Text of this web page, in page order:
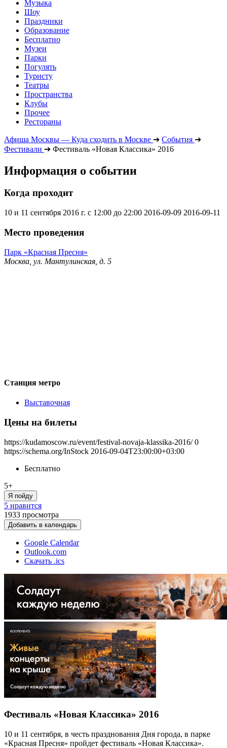
Музыка
Шоу
Праздники
Образование
Бесплатно
Музеи
Парки
Погулять
Туристу
Театры
Пространства
Клубы
Прочее
Рестораны
Афиша Москвы — Куда сходить в Москве ➔ События ➔
Фестивали ➔ Фестиваль «Новая Классика» 2016
Информация о событии
Когда проходит
10 и 11 сентября 2016 г. с 12:00 до 22:00 2016-09-09 2016-09-11
Место проведения
Парк «Красная Пресня»
Москва, ул. Мантулинская, д. 5
Станция метро
Выставочная
Цены на билеты
https://kudamoscow.ru/event/festival-novaja-klassika-2016/ 0
https://schema.org/InStock 2016-09-04T23:00:00+03:00
Бесплатно
5+
Я пойду
5 нравится
1933 просмотра
Добавить в календарь
Google Calendar
Outlook.com
Скачать .ics
Фестиваль «Новая Классика» 2016
10 и 11 сентября, в честь празднования Дня города, в парке
«Красная Пресня» пройдет фестиваль «Новая Классика».